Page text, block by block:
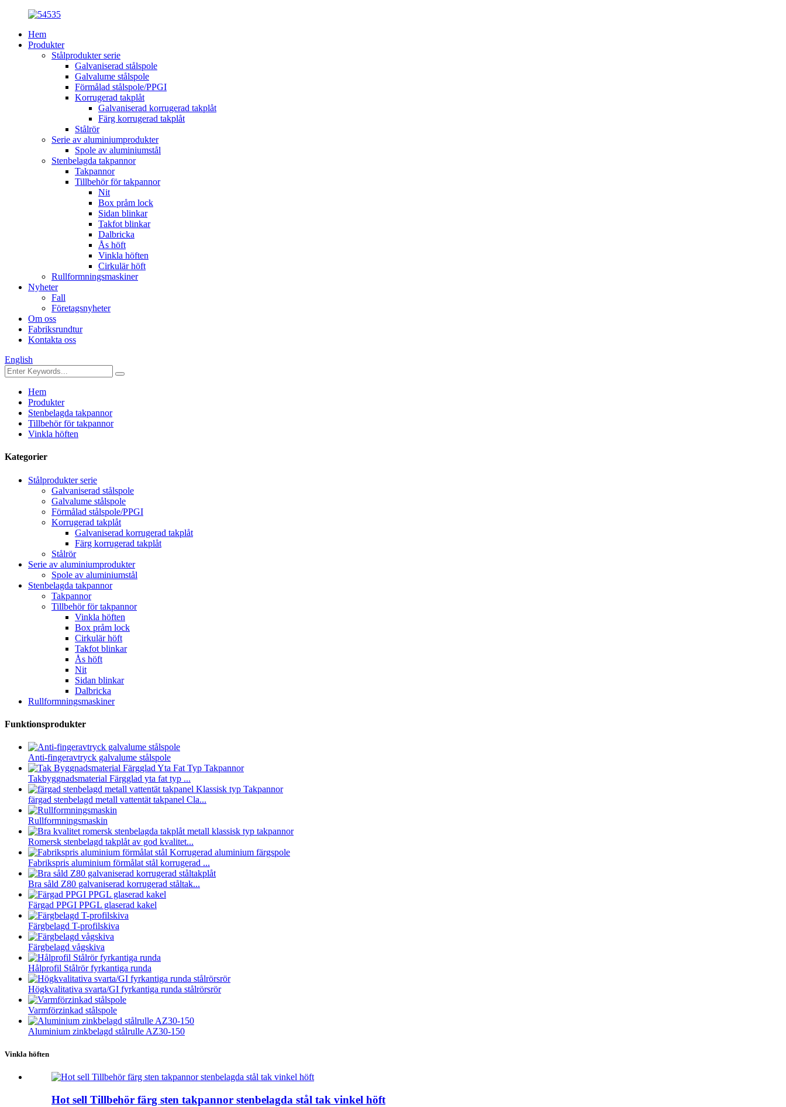
Hem
Produkter
Stålprodukter serie
Galvaniserad stålspole
Galvalume stålspole
Förmålad stålspole/PPGI
Korrugerad takplåt
Galvaniserad korrugerad takplåt
Färg korrugerad takplåt
Stålrör
Serie av aluminiumprodukter
Spole av aluminiumstål
Stenbelagda takpannor
Takpannor
Tillbehör för takpannor
Nit
Box pråm lock
Sidan blinkar
Takfot blinkar
Dalbricka
Ås höft
Vinkla höften
Cirkulär höft
Rullformningsmaskiner
Nyheter
Fall
Företagsnyheter
Om oss
Fabriksrundtur
Kontakta oss
English
Hem
Produkter
Stenbelagda takpannor
Tillbehör för takpannor
Vinkla höften
Kategorier
Stålprodukter serie
Galvaniserad stålspole
Galvalume stålspole
Förmålad stålspole/PPGI
Korrugerad takplåt
Galvaniserad korrugerad takplåt
Färg korrugerad takplåt
Stålrör
Serie av aluminiumprodukter
Spole av aluminiumstål
Stenbelagda takpannor
Takpannor
Tillbehör för takpannor
Vinkla höften
Box pråm lock
Cirkulär höft
Takfot blinkar
Ås höft
Nit
Sidan blinkar
Dalbricka
Rullformningsmaskiner
Funktionsprodukter
Anti-fingeravtryck galvalume stålspole
Takbyggnadsmaterial Färgglad yta fat typ ...
färgad stenbelagd metall vattentät takpanel Cla...
Rullformningsmaskin
Romersk stenbelagd takplåt av god kvalitet...
Fabrikspris aluminium förmålat stål korrugerad ...
Bra såld Z80 galvaniserad korrugerad ståltak...
Färgad PPGI PPGL glaserad kakel
Färgbelagd T-profilskiva
Färgbelagd vågskiva
Hålprofil Stålrör fyrkantiga runda
Högkvalitativa svarta/GI fyrkantiga runda stålrörsrör
Varmförzinkad stålspole
Aluminium zinkbelagd stålrulle AZ30-150
Vinkla höften
Hot sell Tillbehör färg sten takpannor stenbelagda stål tak vinkel höft